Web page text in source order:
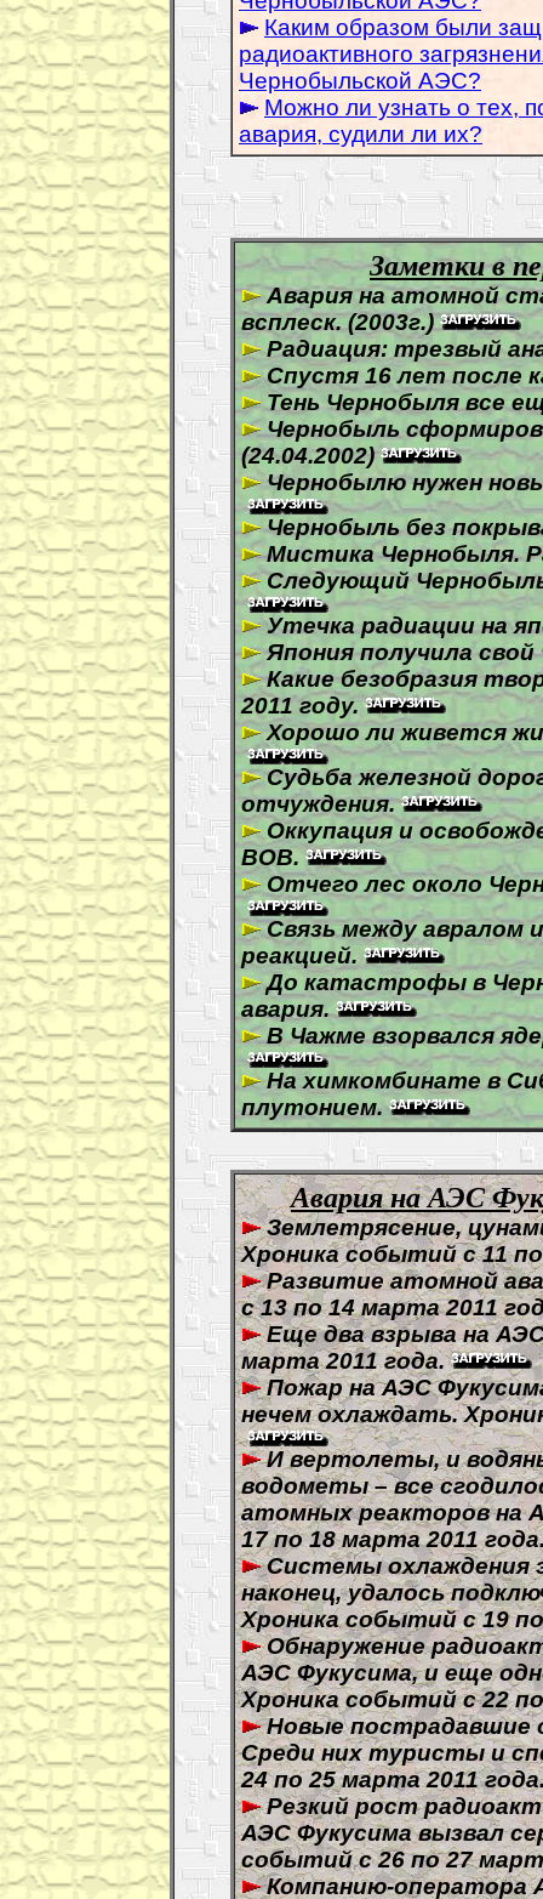
Каким образом были
радиоактивного
Чернобыльской АЭС?
Можно ли узнать о тех,
авария, судили ли их?
Заметки в
Авария на атомной
всплеск. (2003г.)
Радиация: трезвый
Спустя 16 лет после
Тень Чернобыля все
Чернобыль
(24.04.2002)
Чернобылю нужен
Чернобыль без
Мистика Чернобыля.
Следующий
Утечка радиации на
Япония получила
Какие безобразия
2011 году.
Хорошо ли живется
Судьба железной
отчуждения.
Оккупация и
ВОВ.
Отчего лес около
Связь между авралом
реакцией.
До катастрофы в
авария.
В Чажме взорвался
На химкомбинате в
плутонием.
Авария на АЭС
Землетрясение,
Хроника событий с 11
Развитие атомной
с 13 по 14 марта 2011
Еще два взрыва на
марта 2011 года.
Пожар на АЭС
нечем охлаждать.
И вертолеты, и
водометы – все
атомных реакторов на
17 по 18 марта 2011
Системы охлаждения
наконец, удалось
Хроника событий с 19
Обнаружение
АЭС Фукусима, и еще
Хроника событий с 22
Новые пострадавшие
Среди них туристы и
24 по 25 марта 2011
Резкий рост
АЭС Фукусима вызвал
событий с 26 по 27
Компанию-оператора